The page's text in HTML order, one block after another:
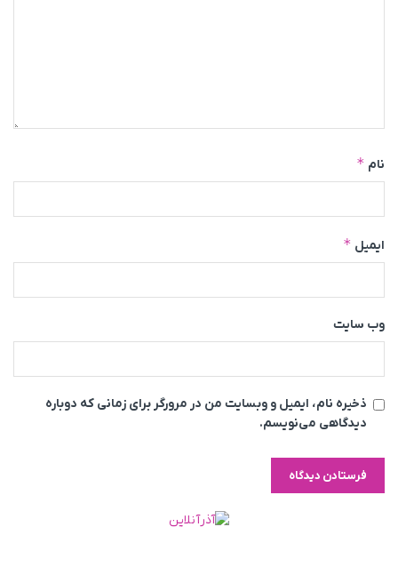
نام *
ایمیل *
وب‌ سایت
ذخیره نام، ایمیل و وبسایت من در مرورگر برای زمانی که دوباره
دیدگاهی می‌نویسم.